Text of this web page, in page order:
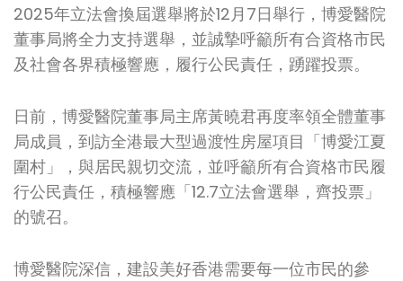
2025年立法會換屆選舉將於12月7日舉行，博愛醫院
董事局將全力支持選舉，並誠摯呼籲所有合資格市民
及社會各界積極響應，履行公民責任，踴躍投票。
日前，博愛醫院董事局主席黃曉君再度率領全體董事
局成員，到訪全港最大型過渡性房屋項目「博愛江夏
圍村」，與居民親切交流，並呼籲所有合資格市民履
行公民責任，積極響應「12.7立法會選舉，齊投票」
的號召。
博愛醫院深信，建設美好香港需要每一位市民的參